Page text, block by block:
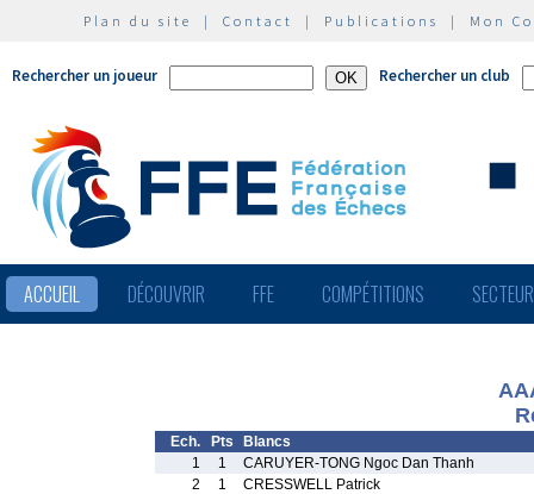
Plan du site | Contact | Publications | Mon
Rechercher un joueur Rechercher un club
ACCUEIL DÉCOUVRIR FFE COMPÉTITIONS
Ech. Pts
Blancs
1
1
CARUYER-TONG Ngoc Dan Thanh
2
1
CRESSWELL Patrick